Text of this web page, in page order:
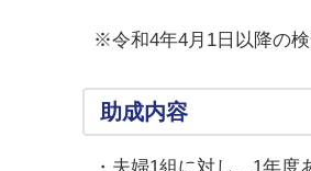
※令和4年4月1日以降の
助成内容